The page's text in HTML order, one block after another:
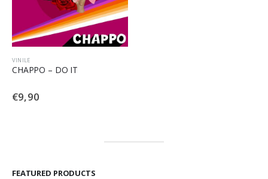
VINILE
CHAPPO – DO IT
€9,90
FEATURED PRODUCTS